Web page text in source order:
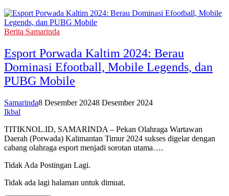
Berita Samarinda
Esport Porwada Kaltim 2024: Berau
Dominasi Efootball, Mobile Legends, dan
PUBG Mobile
Samarinda8 Desember 20248 Desember 2024
Ikbal
TITIKNOL.ID, SAMARINDA – Pekan Olahraga Wartawan
Daerah (Porwada) Kalimantan Timur 2024 sukses digelar dengan
cabang olahraga esport menjadi sorotan utama….
Tidak Ada Postingan Lagi.
Tidak ada lagi halaman untuk dimuat.